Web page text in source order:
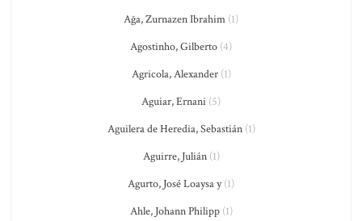
Ağa, Zurnazen Ibrahim (1)
Agostinho, Gilberto (4)
Agricola, Alexander(1)
Aguiar, Ernani (5)
Aguilera de Heredia, Sebastián(1)
Aguirre, Julián(1)
Agurto, José Loaysa y(1)
Ahle, Johann Philipp(1)